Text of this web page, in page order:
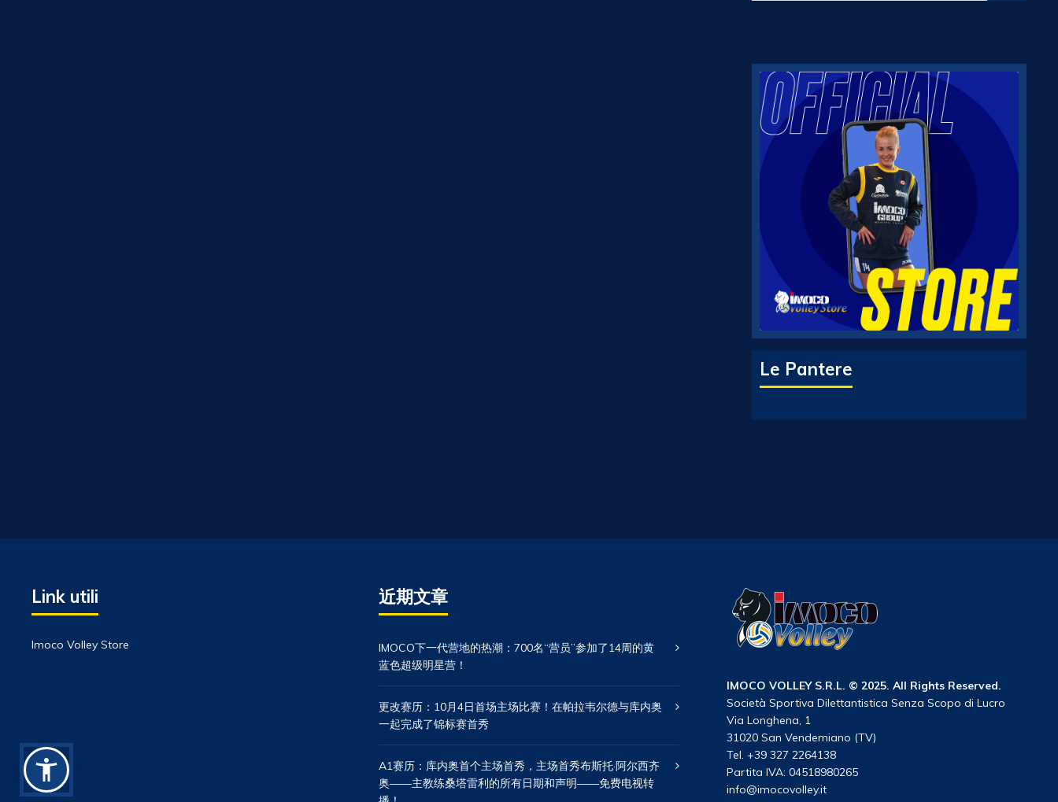
Le Pantere
Link utili
Imoco Volley Store
近期文章
IMOCO下一代营地的热潮：700名“营员”参加了14周的黄
蓝色超级明星营！
更改赛历：10月4日首场主场比赛！在帕拉韦尔德与库内奥
一起完成了锦标赛首秀
A1赛历：库内奥首个主场首秀，主场首秀布斯托·阿尔西齐
奥——主教练桑塔雷利的所有日期和声明——免费电视转
IMOCO VOLLEY S.R.L. © 2025. All Rights Reserved.
Società Sportiva Dilettantistica Senza Scopo di Lucro
Via Longhena, 1
31020 San Vendemiano (TV)
Tel. +39 327 2264138
Partita IVA: 04518980265
info@imocovolley.it